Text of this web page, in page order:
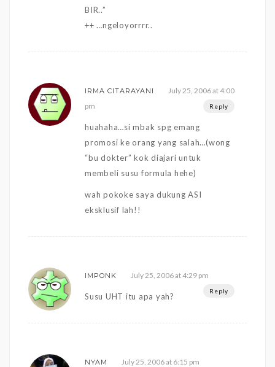
BIR..”
++ …ngeloyorrrr..
IRMA CITARAYANI
July 25, 2006 at 4:00
pm
Reply
huahaha…si mbak spg emang
promosi ke orang yang salah…(wong
“bu dokter” kok diajari untuk
membeli susu formula hehe)
wah pokoke saya dukung ASI
eksklusif lah!!
IMPONK July 25, 2006 at 4:29 pm
Reply
Susu UHT itu apa yah?
NYAM July 25, 2006 at 6:15 pm